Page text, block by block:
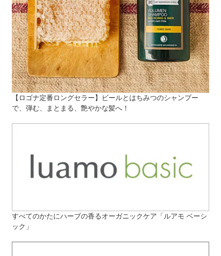
【ロゴナ定番ロングセラー】ビールとはちみつのシャンプー
で、弾む、まとまる、艶やかな髪へ！
すべてのかたにハーブの香るオーガニックケア「ルアモ ベーシ
ック」